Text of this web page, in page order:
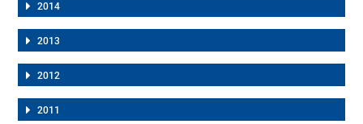
2014
2013
2012
2011